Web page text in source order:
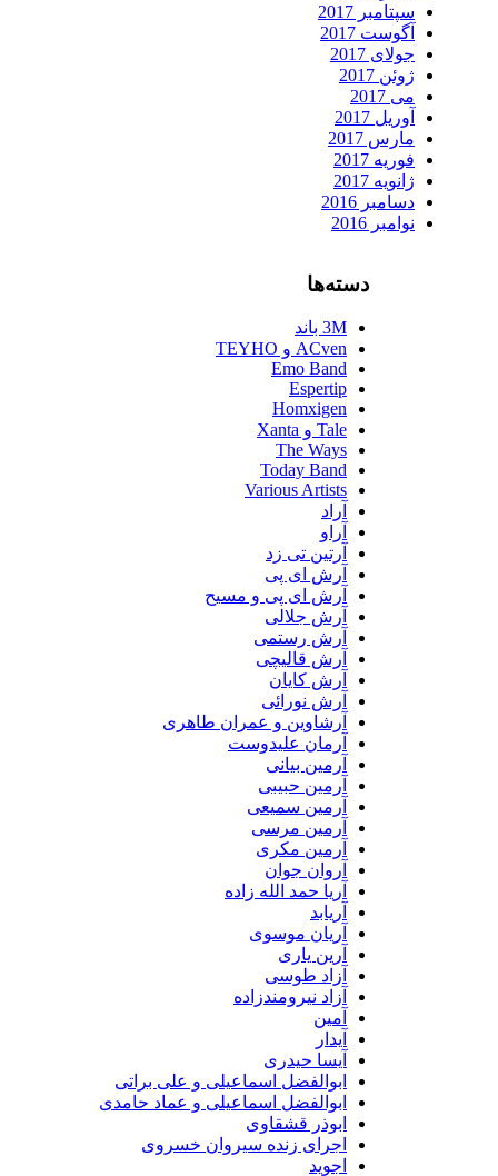
سپتامبر 2017
آگوست 2017
مارس 2017
دسامبر 2016
ACven و TEYHO
Emo Band
Espertip
Homxigen
The Ways
Today Band
Various Artists
آرتین تی زد
آرش ای پی
آرش ای پی و مسیح
آرش جلالی
آرش رستمی
آرش قالیچی
آرش کایان
آرش نورائی
آرشاوین و عمران طاهری
آرمان علیدوست
آرمین بیانی
آرمین حبیبی
آرمین سمیعی
آرمین مرسی
آرمین مکری
آروان جوان
آریا حمد الله زاده
آریان موسوی
آرین یاری
آزاد طوسی
آزاد نیرومندزاده
آیسا حیدری
ابوالفضل اسماعیلی و علی براتی
ابوالفضل اسماعیلی و عماد حامدی
ابوذر قشقاوی
اجرای زنده سیروان خسروی